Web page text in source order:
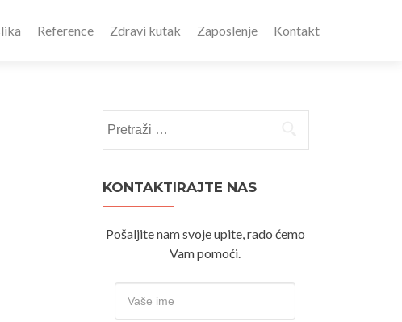
Reference Zdravi kutak Zaposlenje Kontakt
KONTAKTIRAJTE NAS
Pošaljite nam svoje upite, rado ćemo
Vam pomoći.